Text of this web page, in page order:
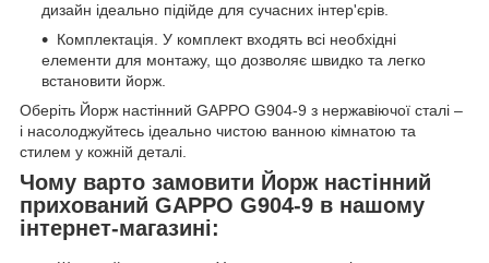
дизайн ідеально підійде для сучасних інтер'єрів.
Комплектація. У комплект входять всі необхідні
елементи для монтажу, що дозволяє швидко та легко
встановити йорж.
Оберіть Йорж настінний GAPPO G904-9 з нержавіючої сталі –
і насолоджуйтесь ідеально чистою ванною кімнатою та
стилем у кожній деталі.
Чому варто замовити Йорж настінний
прихований GAPPO G904-9 в нашому
інтернет-магазині: